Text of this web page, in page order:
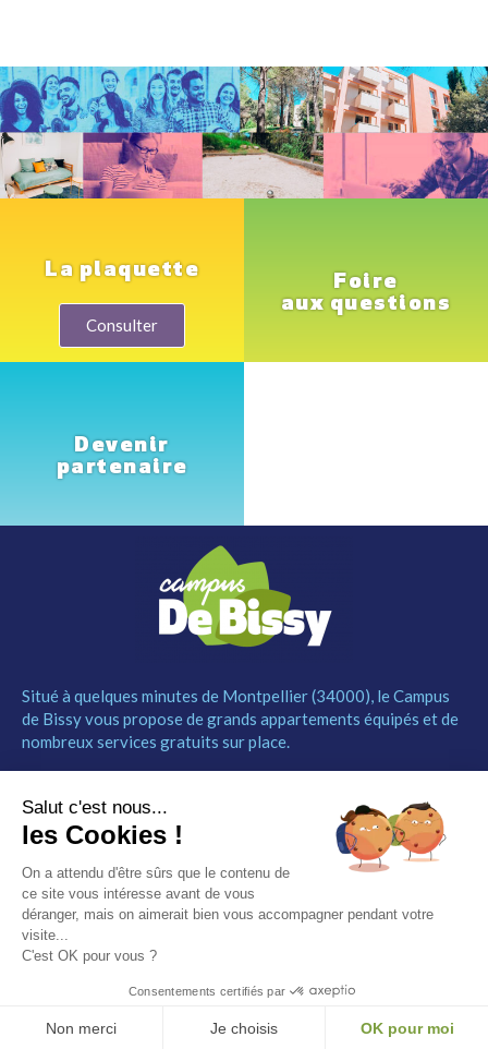
La plaquette
Consulter
Foire
aux questions
Devenir
partenaire
Situé à quelques minutes de Montpellier (34000), le Campus
de Bissy vous propose de grands appartements équipés et de
nombreux services gratuits sur place.
Le Campus
Les studios
Les services
Comment réserver
Contact
Partenaires
Mentions légales
contact@campusdebissy34.com
Route de Ganges 34980
Saint-Clément-de-Rivière
© Campus de Bissy –Mentions légales – byEtincelle
Salut c'est nous...
les Cookies !
On a attendu d'être sûrs que le contenu de
ce site vous intéresse avant de vous
déranger, mais on aimerait bien vous accompagner pendant votre
visite...
C'est OK pour vous ?
Consentements certifiés par
Non merci Je choisis OK pour moi